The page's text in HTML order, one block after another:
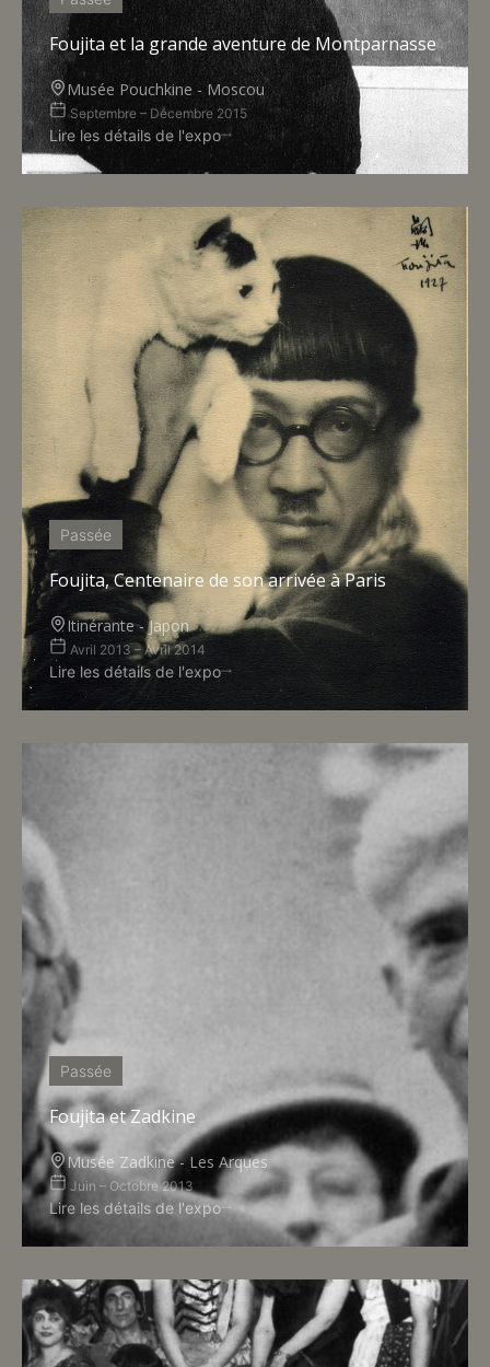
Foujita et la grande aventure de Montparnasse
Musée Pouchkine - Moscou
Septembre – Décembre 2015
Lire les détails de l'expo
Passée
Foujita, Centenaire de son arrivée à Paris
Itinérante - Japon
Avril 2013 – Avril 2014
Lire les détails de l'expo
Passée
Foujita et Zadkine
Musée Zadkine - Les Arques
Juin – Octobre 2013
Lire les détails de l'expo